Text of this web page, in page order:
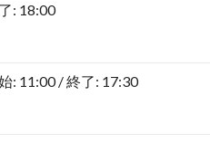
: 18:00
: 11:00 / 終了: 17:30